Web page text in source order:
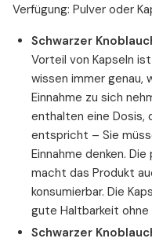
Verfügung: Pulver oder
Schwarzer
Vorteil von Kapseln
wissen immer genau,
Einnahme zu sich
enthalten eine Dosis,
entspricht – Sie
Einnahme denken.
macht das Produkt
konsumierbar. Die
gute Haltbarkeit
Schwarzer